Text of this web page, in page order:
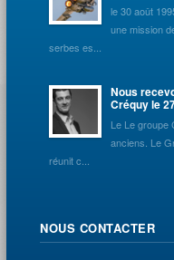
le 30 août
une mission
serbes es...
Nous
Créquy le
Le Le groupe
anciens. Le
réunit c...
NOUS CONTACTER